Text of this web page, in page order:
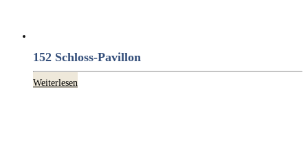
152 Schloss-Pavillon
Weiterlesen